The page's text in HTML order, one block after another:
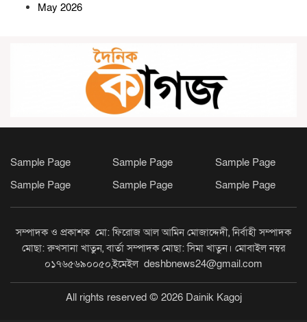
দাবি সচেতন মহলের
নোয়াখালীতে পৃথক ঘটনায় বিএনপি
নেতাসহ গুলিবিদ্ধ ২, জামায়াত অফিসে
সিরাজগঞ্জের তাড়াশে খাল থেকে
নিখোঁজ সিএনজিচালকের পচাগলা লাশ
উদ্ধার
নিয়োগ বিজ্ঞপ্তি
May 2026
Sample Page Sample Page
Sample Page
Sample Page
Sample Page Sample Page
সম্পাদক ও প্রকাশক মো: ফিরোজ আল আমিন মোজাদ্দেদী, নির্বাহী সম্পাদক
মোছা: রুখসানা খাতুন, বার্তা সম্পাদক মোছা: সিমা খাতুন। মোবাইল নম্বর
০১৭৬৫৬৯০০৫০,ইমেইল deshbnews24@gmail.com
All rights reserved © 2026 Dainik Kagoj